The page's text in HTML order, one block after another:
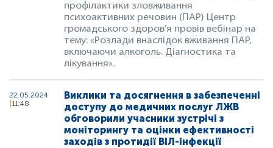
профілактики зловживання
психоактивних речовин (ПАР) Центр
громадського здоров’я провів вебінар на
тему: «Розлади внаслідок вживання ПАР,
включаючи алкоголь. Діагностика та
лікування».
22.05.2024
11:48
Виклики та досягнення в забезпеченні
доступу до медичних послуг ЛЖВ
обговорили учасники зустрічі з
моніторингу та оцінки ефективності
заходів з протидії ВІЛ-інфекції